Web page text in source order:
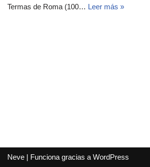
Termas de Roma (100… Leer más »
Neve | Funciona gracias a WordPress